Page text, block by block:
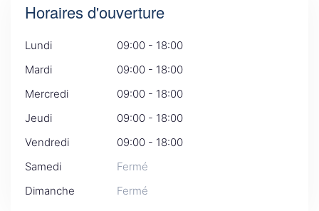
Horaires d'ouverture
Lundi
09:00 - 18:00
Mardi
09:00 - 18:00
Mercredi
09:00 - 18:00
Jeudi
09:00 - 18:00
Vendredi
09:00 - 18:00
Samedi
Fermé
Dimanche
Fermé